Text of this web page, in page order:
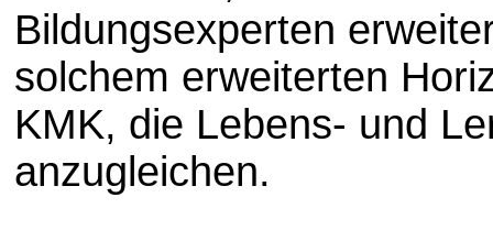
Bildungsexperten
solchem erweiterten
KMK, die Lebens- und
anzugleichen.